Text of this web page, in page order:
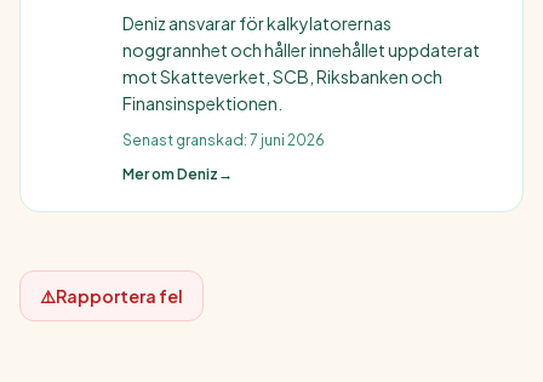
Deniz ansvarar för kalkylatorernas
noggrannhet och håller innehållet uppdaterat
mot Skatteverket, SCB, Riksbanken och
Finansinspektionen.
Senast granskad: 7 juni 2026
Mer om Deniz →
⚠️Rapportera fel